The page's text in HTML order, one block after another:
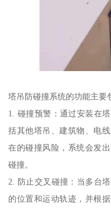
塔吊防碰撞系统的功能主要
1. 碰撞预警：通过安装在
括其他塔吊、建筑物、电
在的碰撞风险，系统会发
碰撞。
2. 防止交叉碰撞：当多台
的位置和运动轨迹，并根